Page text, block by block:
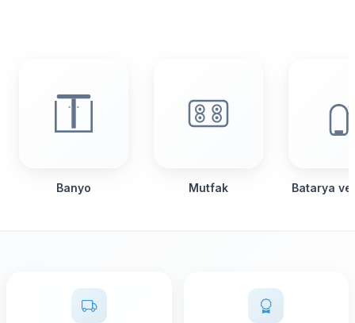
Banyo Mutfak Batarya